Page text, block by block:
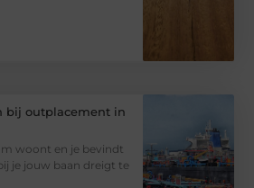
bij outplacement in
woont en je bevindt
je jouw baan dreigt te